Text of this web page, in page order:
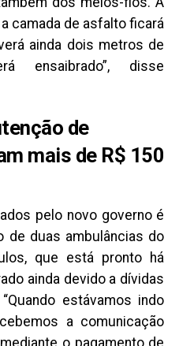
camada de asfalto ficará
ainda dois metros de
ensaibrado”, disse
de
mais de R$ 150
pelo novo governo é
de duas ambulâncias do
que está pronto há
ainda devido a dívidas
estávamos indo
a comunicação